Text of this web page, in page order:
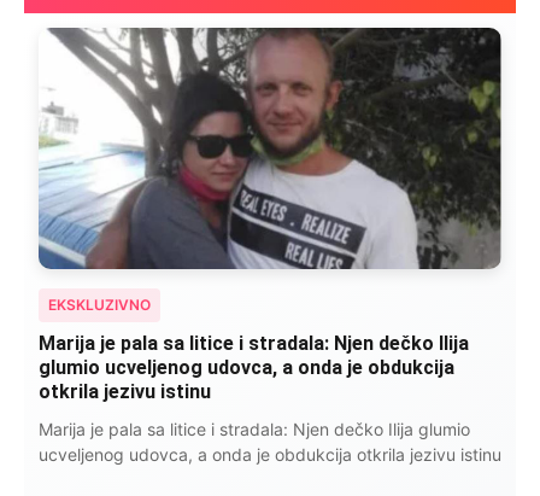
EKSKLUZIVNO
Marija je pala sa litice i stradala: Njen dečko Ilija
glumio ucveljenog udovca, a onda je obdukcija
otkrila jezivu istinu
Marija je pala sa litice i stradala: Njen dečko Ilija glumio
ucveljenog udovca, a onda je obdukcija otkrila jezivu istinu